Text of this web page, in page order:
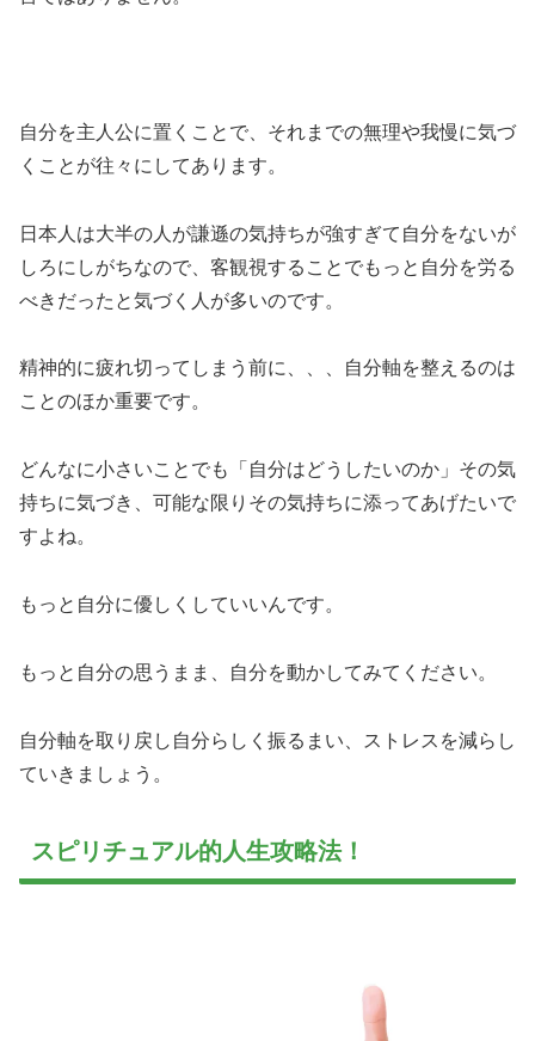
自分を主人公に置くことで、それまでの無理や我慢に気づ
くことが往々にしてあります。
日本人は大半の人が謙遜の気持ちが強すぎて自分をないが
しろにしがちなので、客観視することでもっと自分を労る
べきだったと気づく人が多いのです。
精神的に疲れ切ってしまう前に、、、自分軸を整えるのは
ことのほか重要です。
どんなに小さいことでも「自分はどうしたいのか」その気
持ちに気づき、可能な限りその気持ちに添ってあげたいで
すよね。
もっと自分に優しくしていいんです。
もっと自分の思うまま、自分を動かしてみてください。
自分軸を取り戻し自分らしく振るまい、ストレスを減らし
ていきましょう。
スピリチュアル的人生攻略法！